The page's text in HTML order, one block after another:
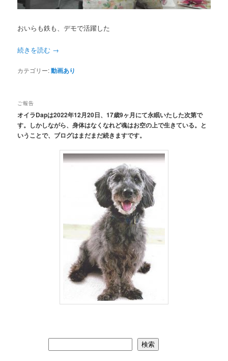
おいらも鉄も、デモで活躍した
続きを読む →
カテゴリー:動画あり
ご報告
オイラDapは2022年12月20日、17歳9ヶ月にて永眠いたした次第で
す。しかしながら、身体はなくなれど魂はお空の上で生きている。と
いうことで、ブログはまだまだ続きますです。
検索